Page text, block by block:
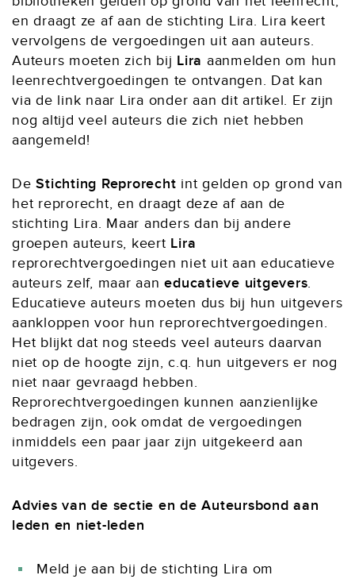
en draagt ze af aan de stichting Lira. Lira keert
vervolgens de vergoedingen uit aan auteurs.
Auteurs moeten zich bij Lira aanmelden om hun
leenrechtvergoedingen te ontvangen. Dat kan
via de link naar Lira onder aan dit artikel. Er zijn
nog altijd veel auteurs die zich niet hebben
aangemeld!
DeStichting Reprorecht int gelden op grond van
het reprorecht, en draagt deze af aan de
stichting Lira. Maar anders dan bij andere
groepen auteurs, keert Lira
reprorechtvergoedingen niet uit aan educatieve
auteurs zelf, maar aaneducatieve uitgevers.
Educatieve auteurs moeten dus bij hun uitgevers
aankloppen voor hun reprorechtvergoedingen.
Het blijkt dat nog steeds veel auteurs daarvan
niet op de hoogte zijn, c.q. hun uitgevers er nog
niet naar gevraagd hebben.
Reprorechtvergoedingen kunnen aanzienlijke
bedragen zijn, ook omdat de vergoedingen
inmiddels een paar jaar zijn uitgekeerd aan
uitgevers.
Advies van de sectie en de Auteursbond aan
leden en niet-leden
Meld je aan bij de stichting Lira om